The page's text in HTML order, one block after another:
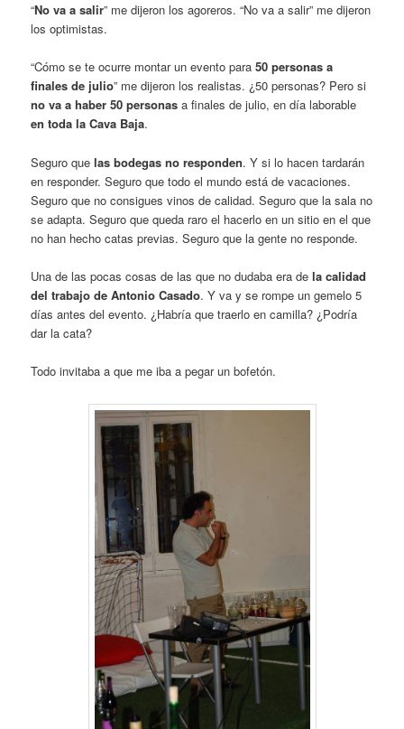
“No va a salir” me dijeron los agoreros. “No va a salir” me dijeron
los optimistas.
“Cómo se te ocurre montar un evento para50 personas a
finales de julio” me dijeron los realistas. ¿50 personas? Pero si
no va a haber 50 personas a finales de julio, en día laborable
en toda la Cava Baja.
Seguro quelas bodegas no responden. Y si lo hacen tardarán
en responder. Seguro que todo el mundo está de vacaciones.
Seguro que no consigues vinos de calidad. Seguro que la sala no
se adapta. Seguro que queda raro el hacerlo en un sitio en el que
no han hecho catas previas. Seguro que la gente no responde.
Una de las pocas cosas de las que no dudaba era dela calidad
del trabajo de Antonio Casado. Y va y se rompe un gemelo 5
días antes del evento. ¿Habría que traerlo en camilla? ¿Podría
dar la cata?
Todo invitaba a que me iba a pegar un bofetón.